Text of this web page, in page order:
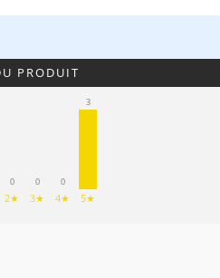
PRODUIT
0
2★
0
3★
0
4★
3
5★